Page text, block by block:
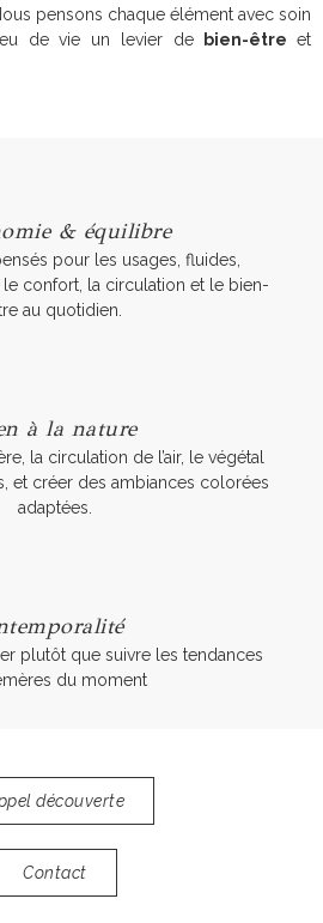
pensons chaque élément avec soin
de vie un levier de
bien-être et
& équilibre
pour les usages, fluides,
confort, la circulation et le bien-
au quotidien.
à la nature
la circulation de l’air, le végétal
et créer des ambiances colorées
adaptées.
plutôt que suivre les tendances
du moment
découverte
Contact